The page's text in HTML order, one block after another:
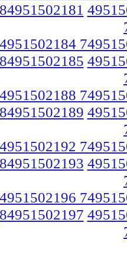
84951502181
4951502184
84951502185
4951502188
84951502189
4951502192
84951502193
4951502196
84951502197